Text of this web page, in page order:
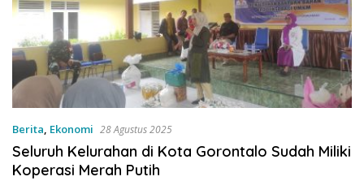
Berita, Ekonomi 28 Agustus 2025
Seluruh Kelurahan di Kota Gorontalo Sudah Miliki
Koperasi Merah Putih